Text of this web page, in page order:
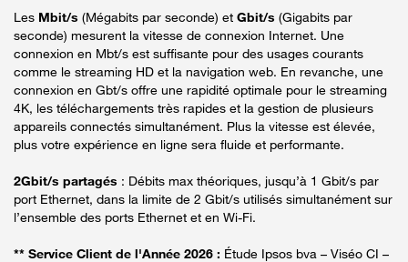
Les Mbit/s (Mégabits par seconde) et Gbit/s (Gigabits par
seconde) mesurent la vitesse de connexion Internet. Une
connexion en Mbt/s est suffisante pour des usages courants
comme le streaming HD et la navigation web. En revanche, une
connexion en Gbt/s offre une rapidité optimale pour le streaming
4K, les téléchargements très rapides et la gestion de plusieurs
appareils connectés simultanément. Plus la vitesse est élevée,
plus votre expérience en ligne sera fluide et performante.
2Gbit/s partagés : Débits max théoriques, jusqu’à 1 Gbit/s par
port Ethernet, dans la limite de 2 Gbit/s utilisés simultanément sur
l’ensemble des ports Ethernet et en Wi-Fi.
** Service Client de l'Année 2026 : Étude Ipsos bva – Viséo CI –